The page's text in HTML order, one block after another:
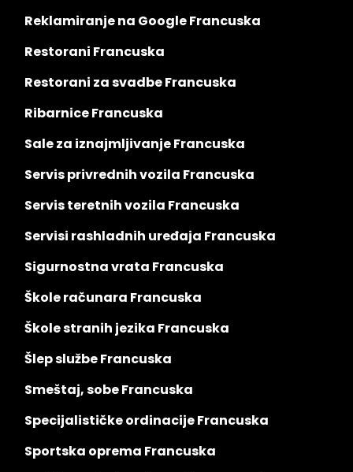
Reklamiranje na Google Francuska
Restorani Francuska
Restorani za svadbe Francuska
Ribarnice Francuska
Sale za iznajmljivanje Francuska
Servis privrednih vozila Francuska
Servis teretnih vozila Francuska
Servisi rashladnih uređaja Francuska
Sigurnostna vrata Francuska
Škole računara Francuska
Škole stranih jezika Francuska
Šlep službe Francuska
Smeštaj, sobe Francuska
Specijalističke ordinacije Francuska
Sportska oprema Francuska